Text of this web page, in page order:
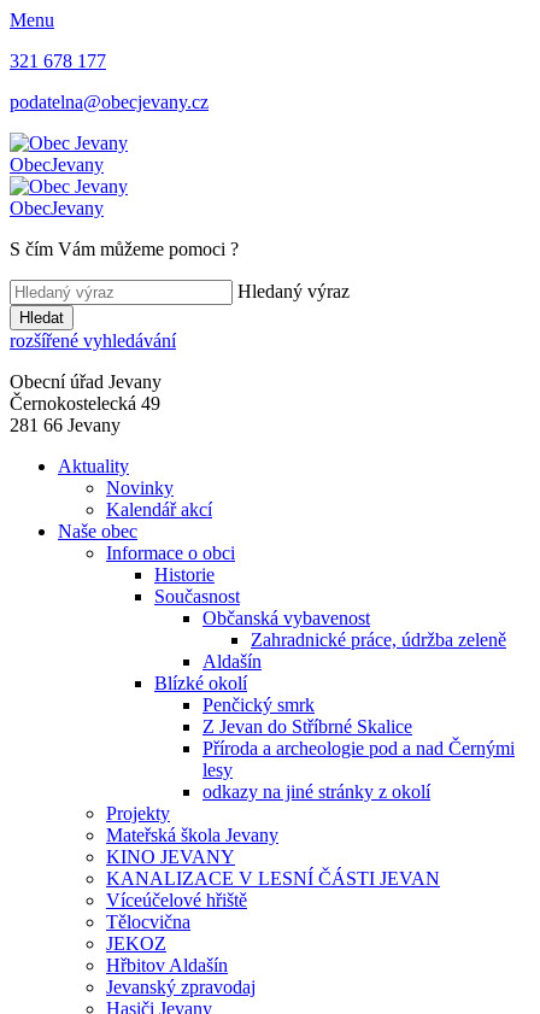
Menu
321 678 177
podatelna@obecjevany.cz
ObecJevany
ObecJevany
S čím Vám můžeme pomoci ?
Hledaný výraz
Hledat
rozšířené vyhledávání
Obecní úřad Jevany
Černokostelecká 49
281 66 Jevany
Aktuality
Novinky
Kalendář akcí
Naše obec
Informace o obci
Historie
Současnost
Občanská vybavenost
Zahradnické práce, údržba zeleně
Aldašín
Blízké okolí
Penčický smrk
Z Jevan do Stříbrné Skalice
Příroda a archeologie pod a nad Černými
lesy
odkazy na jiné stránky z okolí
Projekty
Mateřská škola Jevany
KINO JEVANY
KANALIZACE V LESNÍ ČÁSTI JEVAN
Víceúčelové hřiště
Tělocvična
JEKOZ
Hřbitov Aldašín
Jevanský zpravodaj
Hasiči Jevany